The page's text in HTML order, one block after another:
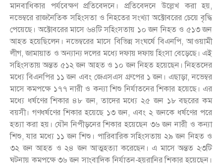
মানবাধিকার পর্যবেক্ষণ প্রতিবেদনে। প্রতিবেদনে উল্লেখ করা হয়,
নভেম্বরে রাজনৈতিক সহিংসতা ও নিহতের সংখ্যা অক্টোবরের চেয়ে বৃদ্ধি
পেয়েছে। অক্টোবরের মাসে ৬৪টি সহিংসতায় ১০ জন নিহত ও ৫১৩ জন
আহত হয়েছিলেন। নভেম্বরের মাসে বিভিন্ন সংঘর্ষে বিএনপি, আওয়ামী
লীগ, জামায়াত ও অন্যান্য দলের মধ্যে দফায় দফায় হিংসা বেড়েছে। এই
সহিংসতায় অন্তত ৫১২ জন আহত ও ১০ জন নিহত হয়েছেন। নিহতদের
মধ্যে বিএনপির ১১ জন এবং জেএসএস গ্রুপের ১ জন। এছাড়া, নভেম্বর
মাসে কমপক্ষে ১৭৭ নারী ও কন্যা শিশু নির্যাতনের শিকার হয়েছে। এর
মধ্যে ধর্ষণের শিকার ৪৮ জন, তাদের মধ্যে ২৫ জন ১৮ বছরের কম
বয়সী। গণধর্ষণের শিকার হয়েছে ১৩ জন, এবং ২ জনকে ধর্ষণের পরে
হত্যা করা হয়। যৌন নিপীড়নের শিকার হয়েছেন ৩৬ জন নারী ও কন্যা
শিশু, যার মধ্যে ১১ জন শিশু। পারিবারিক সহিংসতায় ২৯ জন নিহত ও
৩২ জন আহত ও ২৪ জন আত্মহত্যা করেছেন। এ মাসে অন্তত ২৩টি
ঘটনায় কমপক্ষে ৩৬ জন সাংবাদিক নির্যাতন-হয়রানির শিকার হয়েছেন।